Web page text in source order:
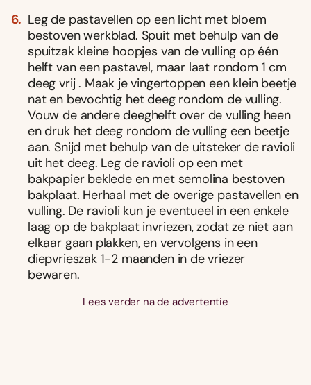
Leg de pastavellen op een licht met bloem
bestoven werkblad. Spuit met behulp van de
spuitzak kleine hoopjes van de vulling op één
helft van een pastavel, maar laat rondom 1 cm
deeg vrij . Maak je vingertoppen een klein beetje
nat en bevochtig het deeg rondom de vulling.
Vouw de andere deeghelft over de vulling heen
en druk het deeg rondom de vulling een beetje
aan. Snijd met behulp van de uitsteker de ravioli
uit het deeg. Leg de ravioli op een met
bakpapier beklede en met semolina bestoven
bakplaat. Herhaal met de overige pastavellen en
vulling. De ravioli kun je eventueel in een enkele
laag op de bakplaat invriezen, zodat ze niet aan
elkaar gaan plakken, en vervolgens in een
diepvrieszak 1-2 maanden in de vriezer
bewaren.
Lees verder na de advertentie